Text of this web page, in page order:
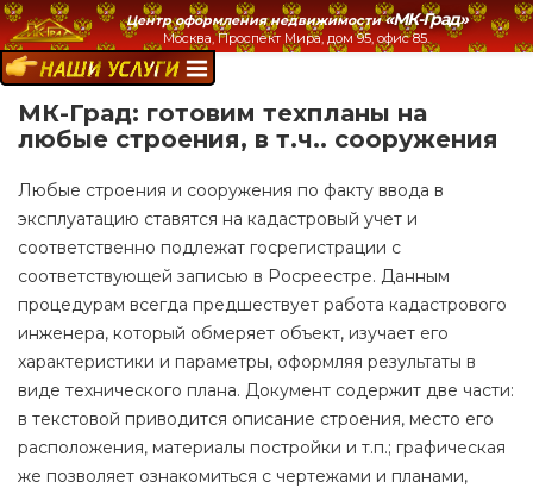
Центр оформления недвижимости «МК-Град»
Москва, Проспект Мира, дом 95, офис 85.
НАШИ УСЛУГИ:
МК-Град: готовим техпланы на
любые строения, в т.ч.. сооружения
Любые строения и сооружения по факту ввода в
эксплуатацию ставятся на кадастровый учет и
соответственно подлежат госрегистрации с
соответствующей записью в Росреестре. Данным
процедурам всегда предшествует работа кадастрового
инженера, который обмеряет объект, изучает его
характеристики и параметры, оформляя результаты в
виде технического плана. Документ содержит две части:
в текстовой приводится описание строения, место его
расположения, материалы постройки и т.п.; графическая
же позволяет ознакомиться с чертежами и планами,